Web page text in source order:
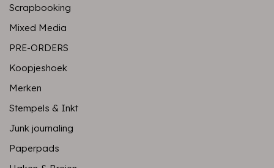
Scrapbooking
Mixed Media
PRE-ORDERS
Koopjeshoek
Merken
Stempels & Inkt
Junk journaling
Paperpads